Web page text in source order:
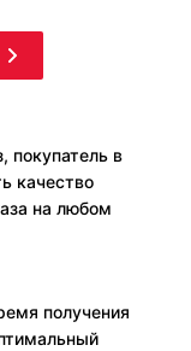
покупатель в
качество
на любом
получения